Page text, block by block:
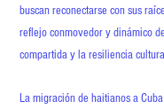
buscan reconectarse con sus
reflejo conmovedor y dinámico
compartida y la resiliencia
La migración de haitianos a